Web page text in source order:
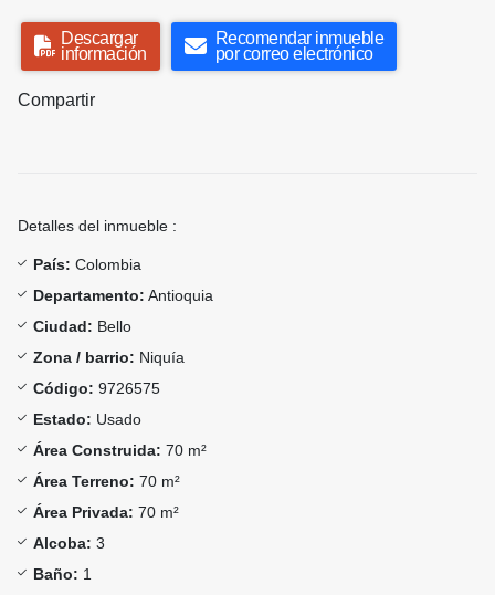
Descargar
información
Recomendar inmueble
por correo electrónico
Compartir
Detalles del inmueble :
País: Colombia
Departamento: Antioquia
Ciudad: Bello
Zona / barrio: Niquía
Código: 9726575
Estado: Usado
Área Construida: 70 m²
Área Terreno: 70 m²
Área Privada: 70 m²
Alcoba: 3
Baño: 1